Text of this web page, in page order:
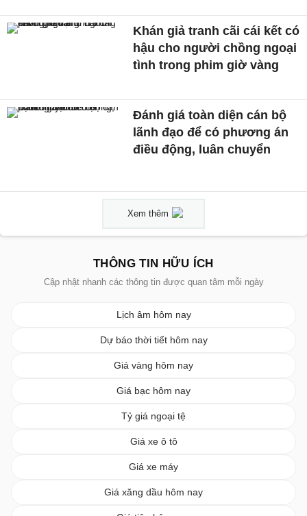
Khán giả tranh cãi cái kết có
hậu cho người chồng ngoại
tình trong phim giờ vàng
Đánh giá toàn diện cán bộ
lãnh đạo để có phương án
điều động, luân chuyển
Xem thêm
THÔNG TIN HỮU ÍCH
Cập nhật nhanh các thông tin được quan tâm mỗi ngày
Lịch âm hôm nay
Dự báo thời tiết hôm nay
Giá vàng hôm nay
Giá bạc hôm nay
Tỷ giá ngoại tệ
Giá xe ô tô
Giá xe máy
Giá xăng dầu hôm nay